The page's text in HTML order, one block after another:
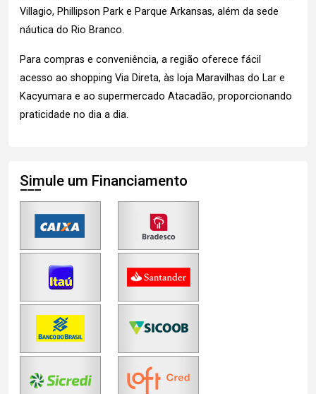
Villagio, Phillipson Park e Parque Arkansas, além da sede
náutica do Rio Branco.
Para compras e conveniência, a região oferece fácil
acesso ao shopping Via Direta, às loja Maravilhas do Lar e
Kacyumara e ao supermercado Atacadão, proporcionando
praticidade no dia a dia.
Simule um Financiamento